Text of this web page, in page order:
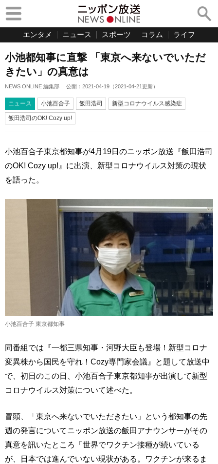
エンタメ ニュース スポーツ コラム ライフ
小池都知事に直撃 「東京へ来ないでいただ
きたい」の真意は
NEWS ONLINE 編集部 公開： 2021-04-19 （2021-04-21更新）
ニュース 小池百合子 飯田浩司 新型コロナウイルス感染症
飯田浩司のOK! Cozy up!
小池百合子東京都知事が4月19日のニッポン放送『飯田浩司
のOK! Cozy up!』に出演、新型コロナウイルス対策の現状
を語った。
小池百合子 東京都知事
同番組では『一都三県知事・河野大臣も登場！新型コロナ
変異株から国民を守れ！Cozy専門家会議』と題して放送中
で、初日のこの日、小池百合子東京都知事が出演して新型
コロナウイルス対策について述べた。
冒頭、「東京へ来ないでいただきたい」という都知事の先
週の発言についてニッポン放送の飯田アナウンサーがその
真意を訊いたところ「世界でワクチン接種が続いている
が、日本では進んでいない現状がある。ワクチンが来るま